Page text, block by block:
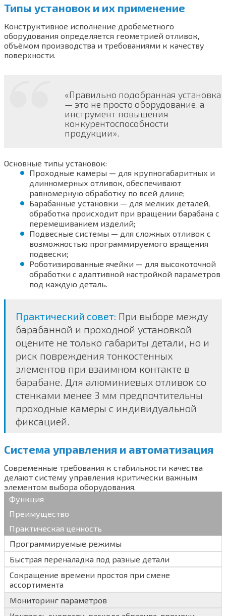
Типы установок и их применение
Конструктивное исполнение дробеметного
оборудования определяется геометрией отливок,
объёмом производства и требованиями к качеству
поверхности.
«Правильно подобранная установка
— это не просто оборудование, а
инструмент повышения
конкурентоспособности
продукции».
Основные типы установок:
Проходные камеры — для крупногабаритных и
длинномерных отливок, обеспечивают
равномерную обработку по всей длине;
Барабанные установки — для мелких деталей,
обработка происходит при вращении барабана с
перемешиванием изделий;
Подвесные системы — для сложных отливок с
возможностью программируемого вращения
подвески;
Роботизированные ячейки — для высокоточной
обработки с адаптивной настройкой параметров
под каждую деталь.
Практический совет: При выборе между
барабанной и проходной установкой
оцените не только габариты детали, но и
риск повреждения тонкостенных
элементов при взаимном контакте в
барабане. Для алюминиевых отливок со
стенками менее 3 мм предпочтительны
проходные камеры с индивидуальной
фиксацией.
Система управления и автоматизация
Современные требования к стабильности качества
делают систему управления критически важным
элементом выбора оборудования.
Функция
Преимущество
Практическая ценность
Программируемые режимы
Быстрая переналадка под разные детали
Сокращение времени простоя при смене
ассортимента
Мониторинг параметров